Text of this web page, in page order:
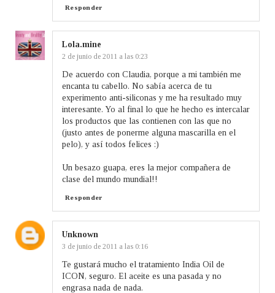
Responder
Lola.mine
2 de junio de 2011 a las 0:23
De acuerdo con Claudia, porque a mi también me
encanta tu cabello. No sabía acerca de tu
experimento anti-siliconas y me ha resultado muy
interesante. Yo al final lo que he hecho es intercalar
los productos que las contienen con las que no
(justo antes de ponerme alguna mascarilla en el
pelo), y así todos felices :)
Un besazo guapa, eres la mejor compañera de
clase del mundo mundial!!
Responder
Unknown
3 de junio de 2011 a las 0:16
Te gustará mucho el tratamiento India Oil de
ICON, seguro. El aceite es una pasada y no
engrasa nada de nada.